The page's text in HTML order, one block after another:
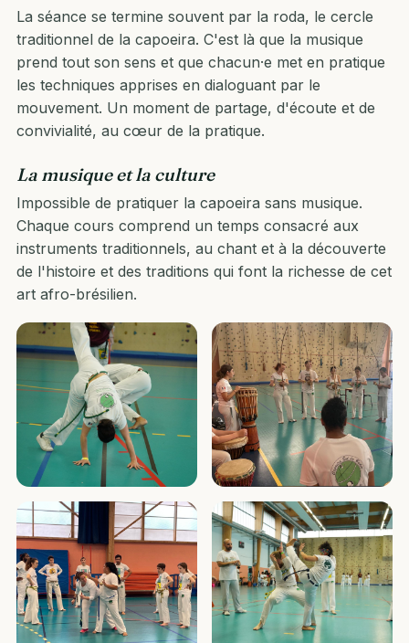
La séance se termine souvent par la roda, le cercle
traditionnel de la capoeira. C'est là que la musique
prend tout son sens et que chacun·e met en pratique
les techniques apprises en dialoguant par le
mouvement. Un moment de partage, d'écoute et de
convivialité, au cœur de la pratique.
La musique et la culture
Impossible de pratiquer la capoeira sans musique.
Chaque cours comprend un temps consacré aux
instruments traditionnels, au chant et à la découverte
de l'histoire et des traditions qui font la richesse de cet
art afro-brésilien.